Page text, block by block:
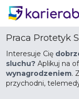
Praca Protetyk
Interesuje Cię
sluchu? Aplikuj na
wynagrodzeniem.
przychodni,